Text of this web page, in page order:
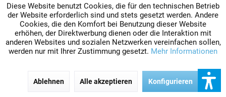
Diese Website benutzt Cookies, die für den technischen Betrieb
der Website erforderlich sind und stets gesetzt werden. Andere
Cookies, die den Komfort bei Benutzung dieser Website
erhöhen, der Direktwerbung dienen oder die Interaktion mit
anderen Websites und sozialen Netzwerken vereinfachen sollen,
werden nur mit Ihrer Zustimmung gesetzt. Mehr Informationen
Ablehnen Alle akzeptieren Konfigurieren